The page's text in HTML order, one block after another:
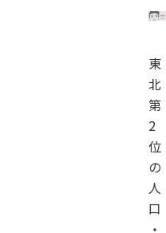
東
北
第
2
位
の
人
口
・